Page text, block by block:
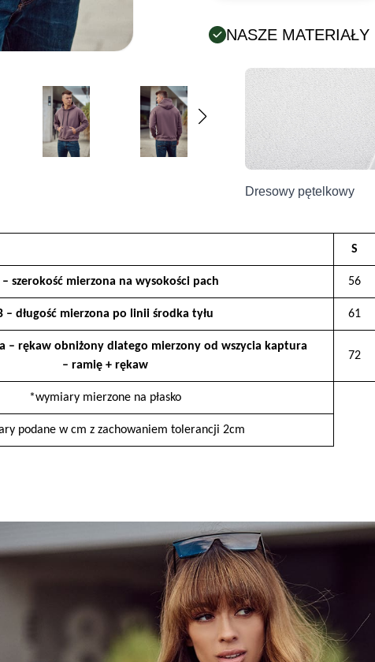
chemicznych).
Producent
30-348 Kraków, Polska
sklep@ventuscollection.pl
NASZE MATERIAŁY
Dresowy pętelkowy
S
– szerokość mierzona na wysokości pach 56
– długość mierzona po linii środka tyłu 61
– rękaw obniżony dlatego mierzony od wszycia kaptura
– ramię + rękaw
72
*wymiary mierzone na płasko
podane w cm z zachowaniem tolerancji 2cm